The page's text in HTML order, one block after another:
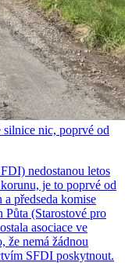
silnice nic, poprvé od
nedostanou letos
je to poprvé od
předseda komise
(Starostové pro
asociace ve
že nemá žádnou
SFDI poskytnout.